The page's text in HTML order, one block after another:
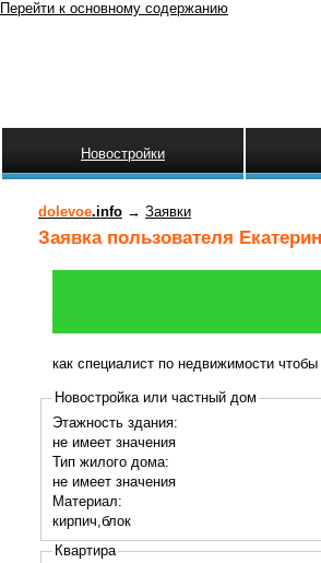
Перейти к основному содержанию
Новостройки
dolevoe.info → Заявки
Заявка пользователя
как специалист по недвижимости
Новостройка или частный дом
Этажность здания:
не имеет значения
Тип жилого дома:
не имеет значения
Материал:
кирпич,блок
Квартира